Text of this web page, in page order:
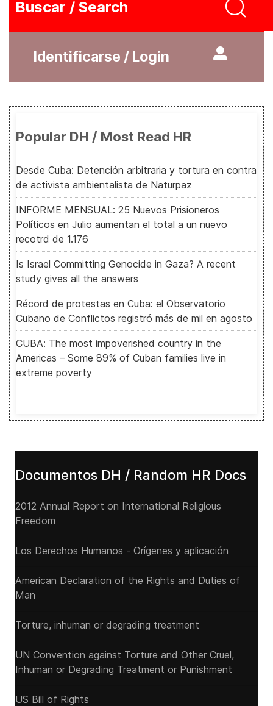
Buscar / Search
Identificarse / Login
Popular DH / Most Read HR
Desde Cuba: Detención arbitraria y tortura en contra
de activista ambientalista de Naturpaz
INFORME MENSUAL: 25 Nuevos Prisioneros
Políticos en Julio aumentan el total a un nuevo
recotrd de 1.176
Is Israel Committing Genocide in Gaza? A recent
study gives all the answers
Récord de protestas en Cuba: el Observatorio
Cubano de Conflictos registró más de mil en agosto
CUBA: The most impoverished country in the
Americas – Some 89% of Cuban families live in
extreme poverty
Documentos DH / Random HR Docs
2012 Annual Report on International Religious
Freedom
Los Derechos Humanos - Orígenes y aplicación
American Declaration of the Rights and Duties of
Man
Torture, inhuman or degrading treatment
UN Convention against Torture and Other Cruel,
Inhuman or Degrading Treatment or Punishment
US Bill of Rights